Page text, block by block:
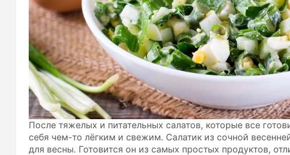
После тяжелых и питательных салатов, которые все
себя чем-то лёгким и свежим. Салатик из сочной
для весны. Готовится он из самых простых продуктов,